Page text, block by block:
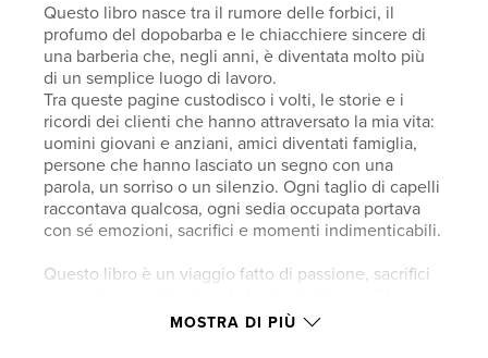
Questo libro nasce tra il rumore delle forbici, il
profumo del dopobarba e le chiacchiere sincere di
una barberia che, negli anni, è diventata molto più
di un semplice luogo di lavoro.
Tra queste pagine custodisco i volti, le storie e i
ricordi dei clienti che hanno attraversato la mia vita:
uomini giovani e anziani, amici diventati famiglia,
persone che hanno lasciato un segno con una
parola, un sorriso o un silenzio. Ogni taglio di capelli
raccontava qualcosa, ogni sedia occupata portava
con sé emozioni, sacrifici e momenti indimenticabili.
Questo libro è un viaggio fatto di passione, sacrifici
in cui le vite si intrecciano e i ricordi restano vivi nel
MOSTRA DI PIÙ